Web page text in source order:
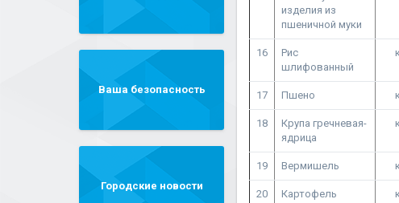
Ваша безопасность
Городские новости
изделия из
пшеничной муки
16
Рис
шлифованный
17 Пшено
18
Крупа гречневая-
ядрица
19 Вермишель
20 Картофель